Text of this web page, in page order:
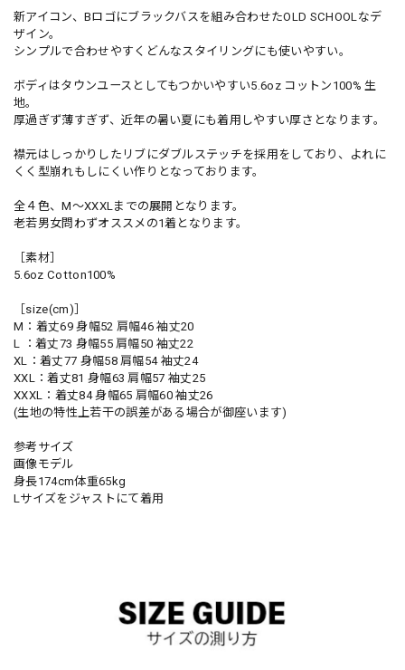
新アイコン、Bロゴにブラックバスを組み合わせたOLD SCHOOLなデ
ザイン。
シンプルで合わせやすくどんなスタイリングにも使いやすい。
ボディはタウンユースとしてもつかいやすい5.6oz コットン100% 生
地。
厚過ぎず薄すぎず、近年の暑い夏にも着用しやすい厚さとなります。
襟元はしっかりしたリブにダブルステッチを採用をしており、よれに
くく型崩れもしにくい作りとなっております。
全４色、M～XXXLまでの展開となります。
老若男女問わずオススメの1着となります。
［素材］
5.6oz Cotton100%
［size(cm)］
M：着丈69 身幅52 肩幅46 袖丈20
L ：着丈73 身幅55 肩幅50 袖丈22
XL：着丈77 身幅58 肩幅54 袖丈24
XXL：着丈81 身幅63 肩幅57 袖丈25
XXXL：着丈84 身幅65 肩幅60 袖丈26
(生地の特性上若干の誤差がある場合が御座います)
参考サイズ
画像モデル
身長174cm体重65kg
Lサイズをジャストにて着用